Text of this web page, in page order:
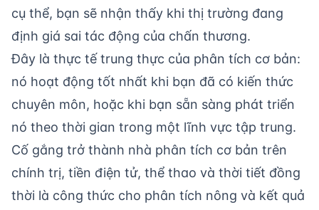
cụ thể, bạn sẽ nhận thấy khi thị trường đang
định giá sai tác động của chấn thương.
Đây là thực tế trung thực của phân tích cơ bản:
nó hoạt động tốt nhất khi bạn đã có kiến thức
chuyên môn, hoặc khi bạn sẵn sàng phát triển
nó theo thời gian trong một lĩnh vực tập trung.
Cố gắng trở thành nhà phân tích cơ bản trên
chính trị, tiền điện tử, thể thao và thời tiết đồng
thời là công thức cho phân tích nông và kết quả